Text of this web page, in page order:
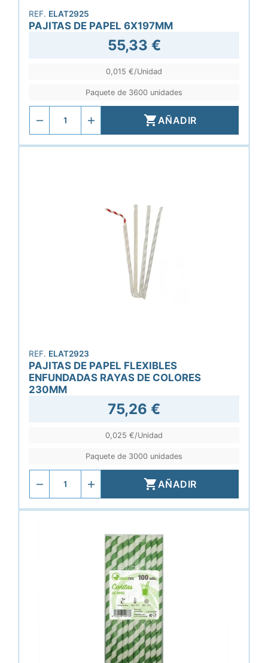
REF. ELAT2925
PAJITAS DE PAPEL 6X197MM
55,33 €
0,015 €/Unidad
Paquete de 3600 unidades
AÑADIR
REF. ELAT2923
PAJITAS DE PAPEL FLEXIBLES
ENFUNDADAS RAYAS DE COLORES
230MM
75,26 €
0,025 €/Unidad
Paquete de 3000 unidades
AÑADIR